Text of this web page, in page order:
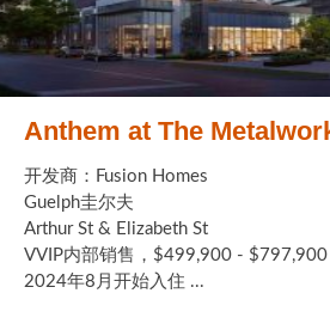
Anthem at The
开发商：Fusion Homes
Guelph圭尔夫
Arthur St & Elizabeth St
VVIP内部销售，$499,900 - $797,900
2024年8月开始入住 ...